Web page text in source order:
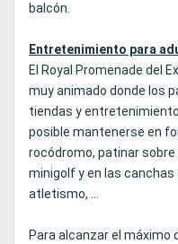
balcón.
Entretenimiento para
El Royal Promenade del
muy animado donde los
tiendas y
posible mantenerse en
rocódromo, patinar sobre
minigolf y en las
atletismo, ...
Para alcanzar el máximo